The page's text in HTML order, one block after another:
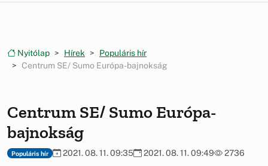
Nyitólap Hírek
Populáris hír
Centrum SE/ Sumo Európa-bajnokság
Centrum SE/ Sumo Európa-
bajnokság
Populáris hír 2021. 08. 11. 09:35 2021. 08. 11. 09:49 2736